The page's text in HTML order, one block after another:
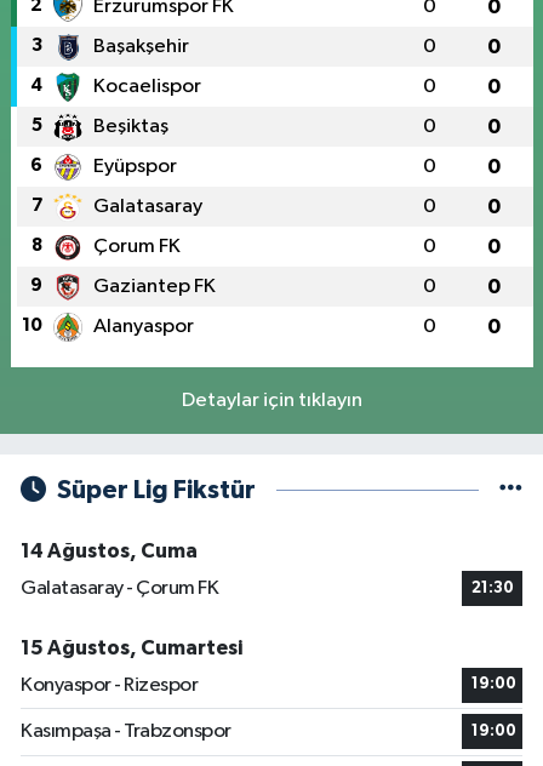
2 Erzurumspor FK 0 0
3 Başakşehir 0 0
4 Kocaelispor 0 0
5 Beşiktaş 0 0
6 Eyüpspor 0 0
7 Galatasaray 0 0
8 Çorum FK 0 0
9 Gaziantep FK 0 0
10 Alanyaspor 0 0
Detaylar için tıklayın
Süper Lig Fikstür
14 Ağustos, Cuma
Galatasaray - Çorum FK
21:30
15 Ağustos, Cumartesi
Konyaspor - Rizespor
19:00
Kasımpaşa - Trabzonspor 19:00